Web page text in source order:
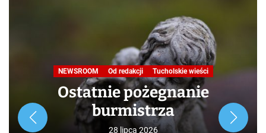
Podróże małe i duże. Ścieżka
przyrodniczo-dydaktyczna
„Jelenia Wyspa”
24 lipca 2026
Rozpoczynamy nowy cykl opowieści zarówno dla turystów,
jak i mieszkańców, którzy niekoniecznie muszą podróżować